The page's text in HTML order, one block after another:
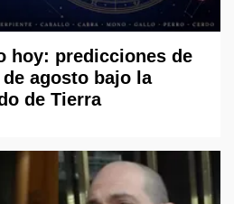
hoy: predicciones de
agosto bajo la
de Tierra